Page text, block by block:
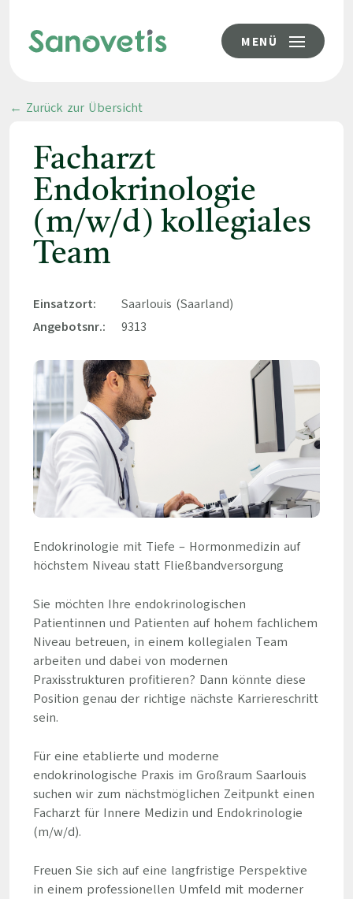
MENÜ
← Zurück zur Übersicht
Facharzt
Endokrinologie
(m/w/d) kollegiales
Team
Einsatzort:
Saarlouis (Saarland)
Angebotsnr.:
9313
Endokrinologie mit Tiefe – Hormonmedizin auf
höchstem Niveau statt Fließbandversorgung
Sie möchten Ihre endokrinologischen
Patientinnen und Patienten auf hohem fachlichem
Niveau betreuen, in einem kollegialen Team
arbeiten und dabei von modernen
Praxisstrukturen profitieren? Dann könnte diese
Position genau der richtige nächste Karriereschritt
sein.
Für eine etablierte und moderne
endokrinologische Praxis im Großraum Saarlouis
suchen wir zum nächstmöglichen Zeitpunkt einen
Facharzt für Innere Medizin und Endokrinologie
(m/w/d).
Freuen Sie sich auf eine langfristige Perspektive
in einem professionellen Umfeld mit moderner